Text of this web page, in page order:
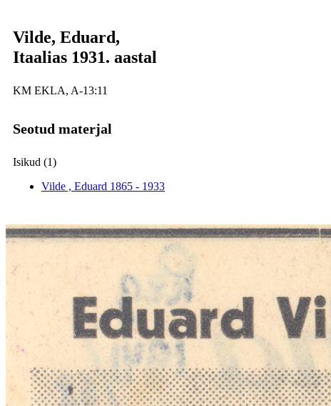
Vilde, Eduard,
Itaalias 1931. aastal
KM EKLA, A-13:11
Seotud materjal
Isikud (1)
Vilde , Eduard 1865 - 1933